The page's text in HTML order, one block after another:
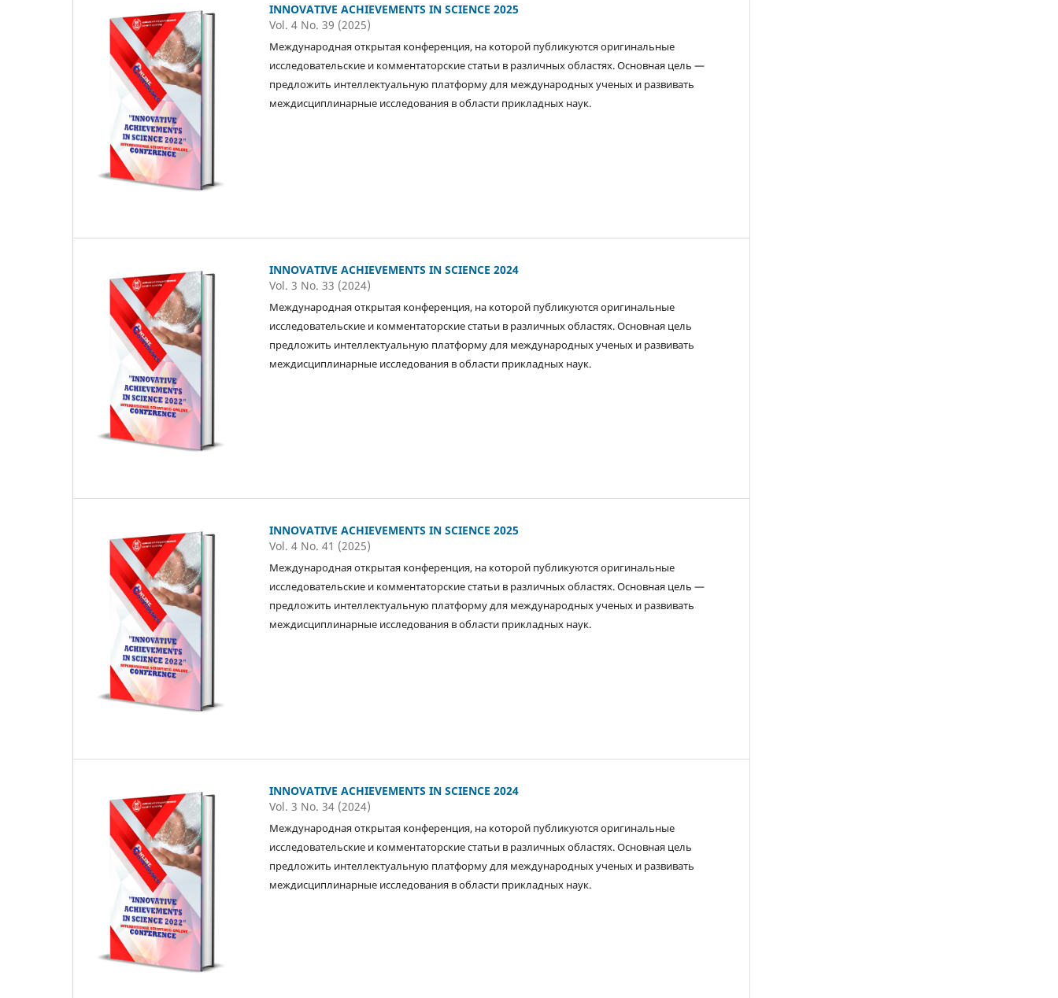
INNOVATIVE ACHIEVEMENTS IN SCIENCE 2025
Vol. 4 No. 39 (2025)
Международная открытая конференция, на которой публикуются оригинальные
исследовательские и комментаторские статьи в различных областях. Основная цель —
предложить интеллектуальную платформу для международных ученых и развивать
междисциплинарные исследования в области прикладных наук.
INNOVATIVE ACHIEVEMENTS IN SCIENCE 2024
Vol. 3 No. 33 (2024)
Международная открытая конференция, на которой публикуются оригинальные
исследовательские и комментаторские статьи в различных областях. Основная цель
предложить интеллектуальную платформу для международных ученых и развивать
междисциплинарные исследования в области прикладных наук.
INNOVATIVE ACHIEVEMENTS IN SCIENCE 2025
Vol. 4 No. 41 (2025)
Международная открытая конференция, на которой публикуются оригинальные
исследовательские и комментаторские статьи в различных областях. Основная цель —
предложить интеллектуальную платформу для международных ученых и развивать
междисциплинарные исследования в области прикладных наук.
INNOVATIVE ACHIEVEMENTS IN SCIENCE 2024
Vol. 3 No. 34 (2024)
Международная открытая конференция, на которой публикуются оригинальные
исследовательские и комментаторские статьи в различных областях. Основная цель
предложить интеллектуальную платформу для международных ученых и развивать
междисциплинарные исследования в области прикладных наук.